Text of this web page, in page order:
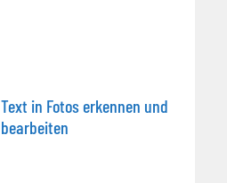
Text in Fotos erkennen und
bearbeiten